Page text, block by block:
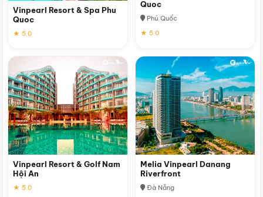
Vinpearl Resort & Spa Phu
Quoc
★ 5.0
Quoc
Phú Quốc
★ 5.0
Vinpearl Resort & Golf Nam
Hội An
★ 5.0
Melia Vinpearl Danang
Riverfront
Đà Nẵng